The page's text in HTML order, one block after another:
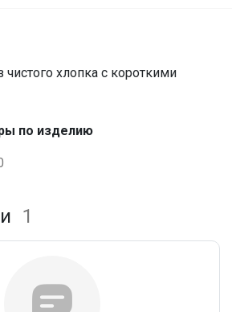
чистого хлопка с короткими
по изделию
1